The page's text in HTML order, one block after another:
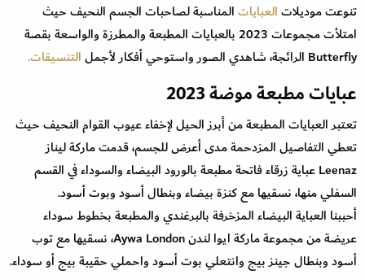
تنوعت موديلاتالعباياتالمناسبة لصاحبات الجسم النحيف حيث
امتلأت مجموعات 2023 بالعبايات المطبعة والمطرزة والواسعة بقصة
Butterfly الرائجة، شاهدي الصور واستوحي أفكار لأجمل
التنسيقات.
عبايات مطبعة موضة 2023
تعتبر العبايات المطبعة من أبرز الحيل لإخفاء عيوب القوام النحيف حيث
تعطي التفاصيل المزدحمة مدى أعرض للجسم، قدمت ماركة ليناز
Leenaz عباية زرقاء فاتحة مطبعة بالورود البيضاء والسوداء في القسم
السفلي منها، نسقيها مع كنزة بيضاء وبنطال أسود وبوت أسود.
أحببنا العباية البيضاء المزخرفة بالبرغندي والمطبعة بخطوط سوداء
عريضة من مجموعة ماركة ايوا لندن Aywa London، نسقيها مع توب
أسود وبنطال جينز بيج وانتعلي بوت أسود واحملي حقيبة بيج أو سوداء.